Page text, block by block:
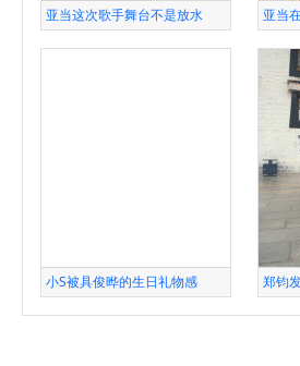
亚当这次歌手舞台不是放水 亚当
小S被具俊晔的生日礼物感 郑钧